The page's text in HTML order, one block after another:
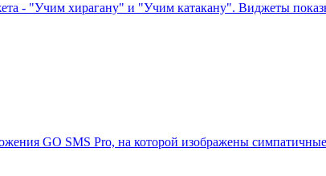
- "Учим хирагану" и "Учим катакану". Виджеты
GO SMS Pro, на которой изображены